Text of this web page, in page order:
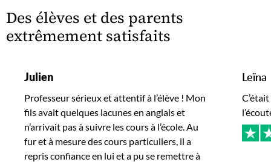
Des élèves et des parents
extrêmement satisfaits
Julien
Professeur sérieux et attentif à l’élève ! Mon
fils avait quelques lacunes en anglais et
n’arrivait pas à suivre les cours à l’école. Au
fur et à mesure des cours particuliers, il a
repris confiance en lui et a pu se remettre à
Leïna